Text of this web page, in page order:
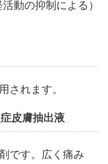
動の抑制による）
されます。
皮膚抽出液
です。広く痛み